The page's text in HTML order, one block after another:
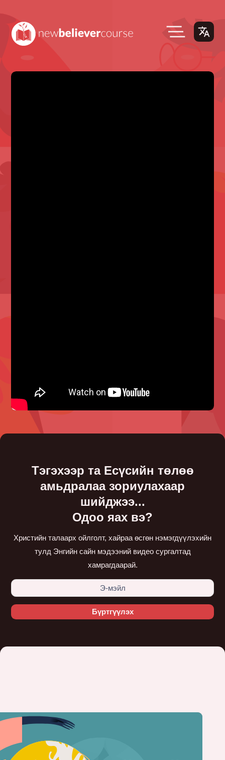
Тэгэхээр та Есүсийн төлөө
амьдралаа зориулахаар
шийджээ...
Одоо яах вэ?
Христийн талаарх ойлголт, хайраа өсгөн нэмэгдүүлэхийн
тулд Энгийн сайн мэдээний видео сургалтад
хамрагдаарай.
Бүртгүүлэх